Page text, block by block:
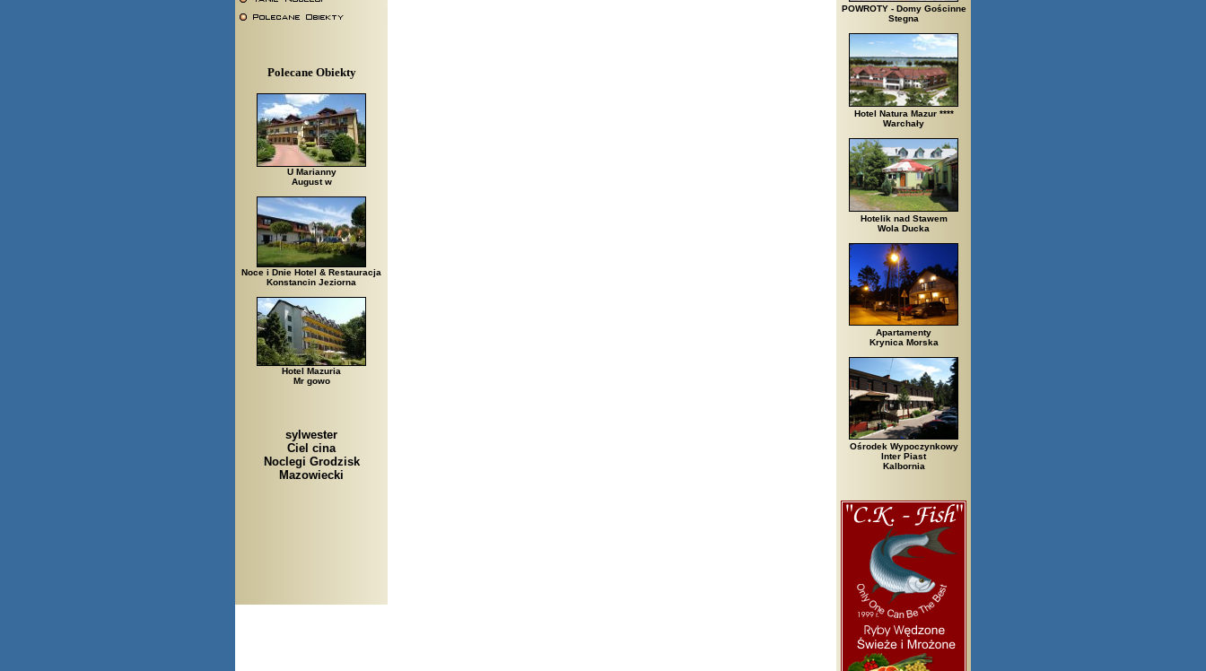
Polecane Obiekty
U Marianny
August w
Noce i Dnie Hotel & Restauracja
Konstancin Jeziorna
Hotel Mazuria
Mr gowo
sylwester
Ciel cina
Noclegi Grodzisk
Mazowiecki
Arłamów, Augustów, Babice Stare, Bachanowo, Barczewo, Bardo, Białobrzegi, Białowieża, Bielsko Biała, Biały Bór, Biały Dunajec,
POWROTY - Domy Gościnne
Stegna
Hotel Natura Mazur ****
Warchały
Hotelik nad Stawem
Wola Ducka
Apartamenty
Krynica Morska
Ośrodek Wypoczynkowy
Inter Piast
Kalbornia